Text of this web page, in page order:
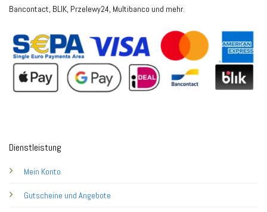
Dienstleistung
Mein Konto
Gutscheine und Angebote
Bancontact, BLIK, Przelewy24, Multibanco und mehr.